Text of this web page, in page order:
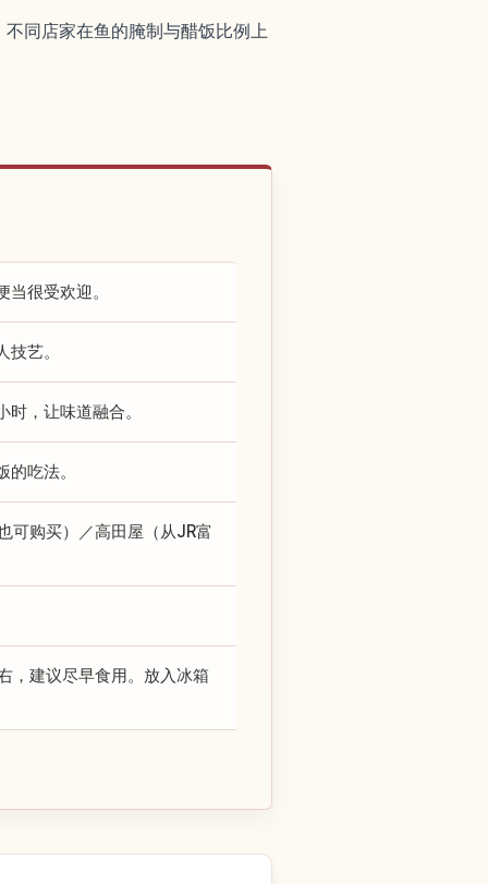
同店家在鱼的腌制与醋饭比例上
很受欢迎。
艺。
，让味道融合。
吃法。
可购买）／高田屋（从JR富
，建议尽早食用。放入冰箱